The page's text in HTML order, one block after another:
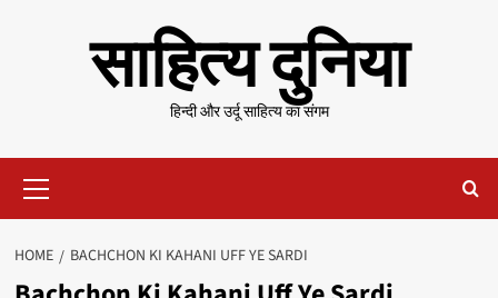
साहित्य दुनिया
हिन्दी और उर्दू साहित्य का संगम
Menu
HOME BACHCHON KI KAHANI UFF YE SARDI